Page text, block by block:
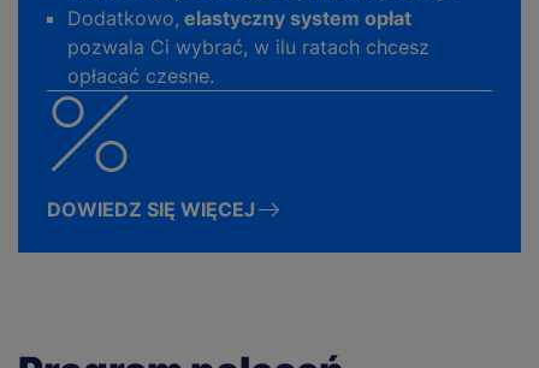
Dodatkowo, elastyczny system opłat
pozwala Ci wybrać, w ilu ratach chcesz
opłacać czesne.
DOWIEDZ SIĘ WIĘCEJ